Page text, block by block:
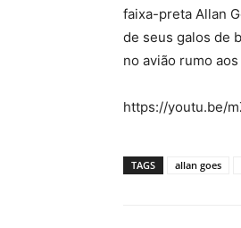
faixa-preta Allan
de seus galos de
no avião rumo
https://youtu.be/
TAGS allan goes